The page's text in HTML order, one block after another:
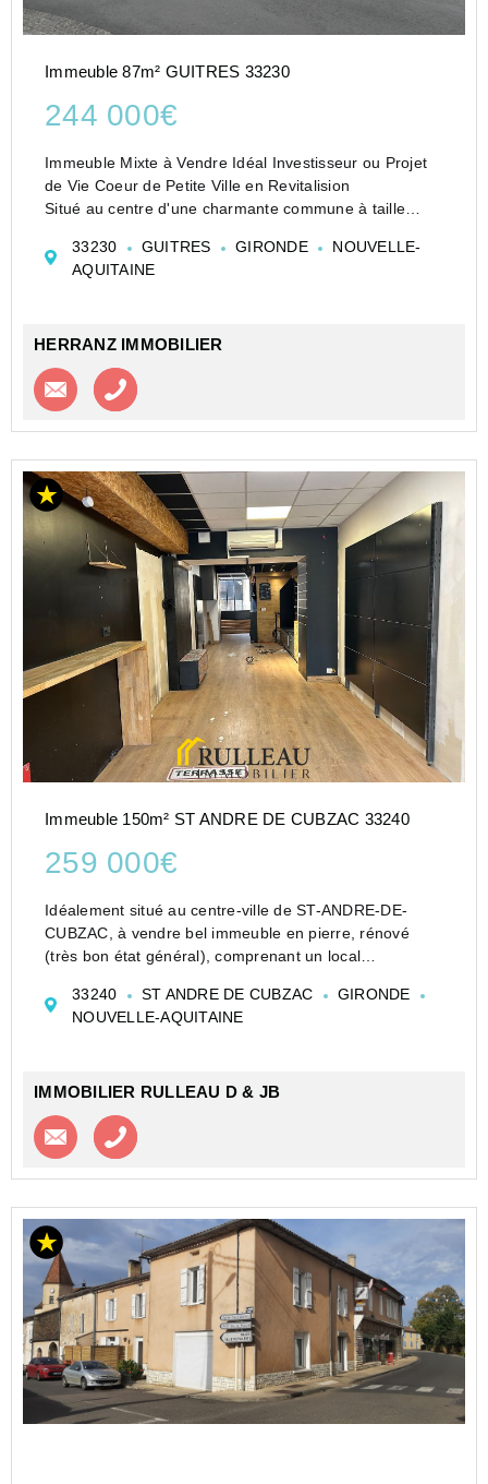
Immeuble 87m² GUITRES 33230
244 000€
Immeuble Mixte à Vendre Idéal Investisseur ou Projet
de Vie Coeur de Petite Ville en Revitalision
Situé au centre d'une charmante commune à taille
belle opportunité pour un projet alliant vie résid...
33230 GUITRES GIRONDE
NOUVELLE-
AQUITAINE
HERRANZ IMMOBILIER
Contacter l'agence
Immeuble 150m² ST ANDRE DE CUBZAC 33240
259 000€
Idéalement situé au centre-ville de ST-ANDRE-DE-
CUBZAC, à vendre bel immeuble en pierre, rénové
(très bon état général), comprenant un local
l'étage, l'ensemble est libre d'occupation. Le rez-...
33240 ST ANDRE DE CUBZAC
GIRONDE
NOUVELLE-AQUITAINE
IMMOBILIER RULLEAU D & JB
Contacter l'agence